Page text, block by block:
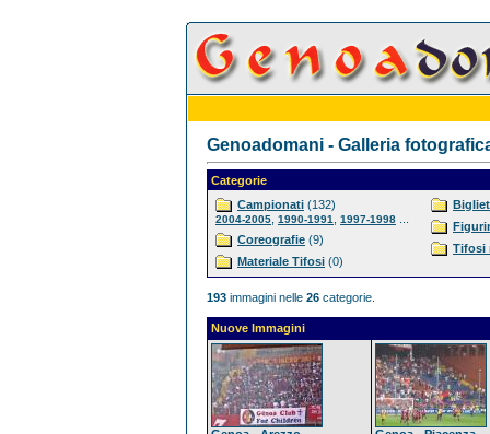
Genoadomani - Galleria
Categorie
Campionati (132)
2004-2005 1990-1991 1997-1998
Coreografie (9)
Materiale Tifosi (0)
Tifosi
193 immagini nelle 26 categorie.
Nuove Immagini